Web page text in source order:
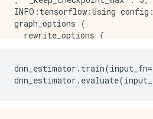
INFO:tensorflow:Saving
{'accuracy': 0.70075756,
'accuracy_baseline': 0.625,
'auc': 0.75472915,
'average_loss': 0.5759378,
'label/mean': 0.375,
INFO:tensorflow:Using
graph_options {
  rewrite_options {
}
dnn_estimator . train(input_fn=
dnn_estimator . evaluate(